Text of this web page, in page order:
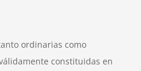
ordinarias como
constituidas en